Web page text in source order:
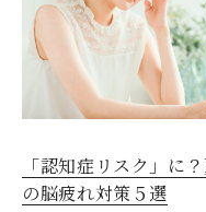
「認知症リスク」に
の脳疲れ対策５選